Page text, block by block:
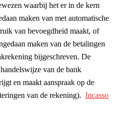
waarbij het er in de kern
maken van met automatische
van bevoegdheid maakt, of
maken van de betalingen
bijgeschreven. De
van de bank
en maakt aanspraak op de
van de rekening). Incasso